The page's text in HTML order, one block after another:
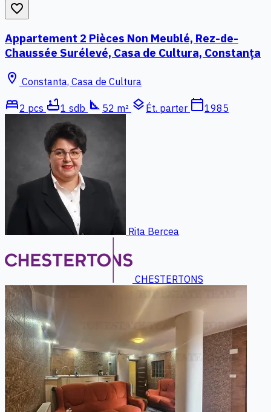
favorite_border
Appartement 2 Pièces Non Meublé, Rez-de-
Chaussée Surélevé, Casa de Cultura, Constanța
location_on Constanta, Casa de Cultura
bed2 pcs bathtub1 sdb square_foot 52 m² layers Ét. parter calendar_today1985
Rita Bercea
CHESTERTONS